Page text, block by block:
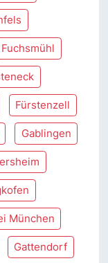
Fuchsmühl
Fürstenzell
Gablingen
München
Gattendorf